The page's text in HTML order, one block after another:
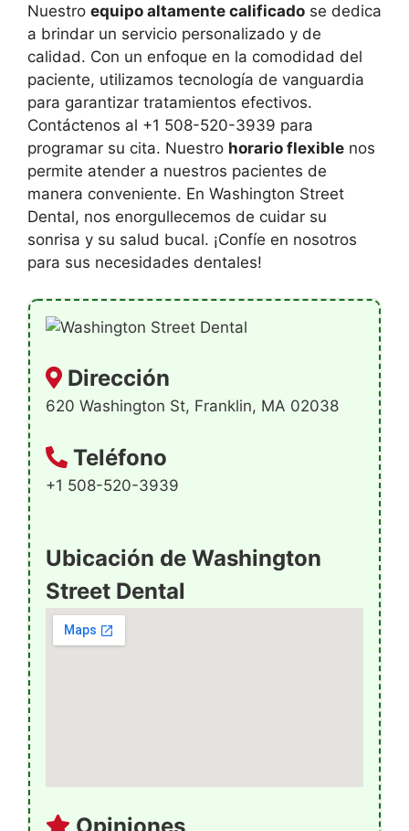
Nuestro equipo altamente calificado se dedica
a brindar un servicio personalizado y de
calidad. Con un enfoque en la comodidad del
paciente, utilizamos tecnología de vanguardia
para garantizar tratamientos efectivos.
Contáctenos al +1 508-520-3939 para
programar su cita. Nuestro horario flexible nos
permite atender a nuestros pacientes de
manera conveniente. En Washington Street
Dental, nos enorgullecemos de cuidar su
sonrisa y su salud bucal. ¡Confíe en nosotros
para sus necesidades dentales!
Dirección
620 Washington St, Franklin, MA 02038
Teléfono
+1 508-520-3939
Ubicación de Washington
Street Dental